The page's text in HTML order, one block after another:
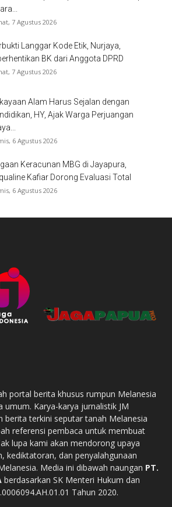
7 Agustus 2026
Langgar Kode Etik, Nurjaya,
BK dari Anggota DPRD
7 Agustus 2026
Alam Harus Sejalan dengan
HY, Ajak Warga Perjuangan
6 Agustus 2026
Keracunan MBG di Jayapura,
Kafiar Dorong Evaluasi Total
6 Agustus 2026
portal berita khusus rumpun Melanesia
umum. Karya-karya jurnalistik JM
berita terkini seputar tanah Melanesia
referensi pembaca untuk membuat
lupa kami akan mendorong upaya
kediktatoran, dan penyalahgunaan
Media ini dibawah naungan PT.
berdasarkan SK Menteri Hukum dan
Tahun 2020.